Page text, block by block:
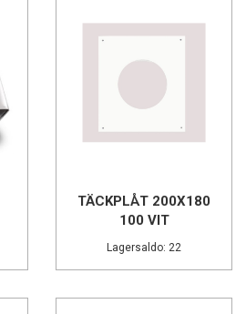
TÄCKPLÅT 200X180
100 VIT
Lagersaldo: 22